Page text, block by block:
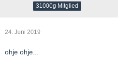
31000g Mitglied
24. Juni 2019
ohje ohje...